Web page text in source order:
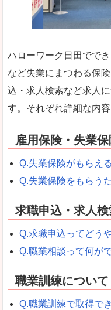
ハローワーク日田でで
など失業にまつわる保
込・求人検索など求人
す。それぞれ詳細な内
雇用保険・失業
Q.失業保険がもらえ
Q.失業保険をもらう
求職申込・求人
Q.求職申込ってどう
Q.職業相談って何が
職業訓練について
Q.職業訓練で取得で